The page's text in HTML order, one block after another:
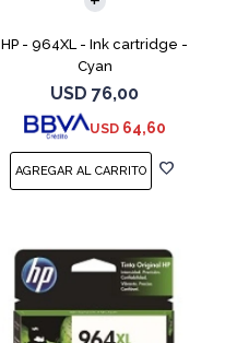
HP - 964XL - Ink cartridge -
Cyan
USD 76,00
USD 64,60